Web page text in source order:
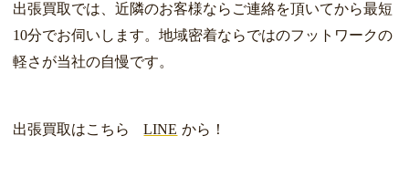
出張買取では、近隣のお客様ならご連絡を頂いてから最短
10分でお伺いします。地域密着ならではのフットワークの
軽さが当社の自慢です。
出張買取はこちら LINE から！